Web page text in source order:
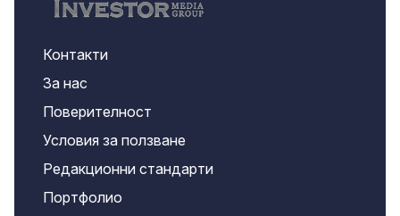
Контакти
За нас
Поверителност
Условия за ползване
Редакционни стандарти
Портфолио